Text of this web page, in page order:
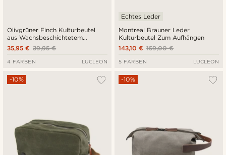
Olivgrüner Finch Kulturbeutel
aus Wachsbeschichtetem
Leinenstoff39,95 €
35,95 €
4 FARBEN LUCLEON
Montreal Brauner Leder
Kulturbeutel Zum Aufhängen
Echtes Leder
159,00 €
143,10 €
5 FARBEN LUCLEON
-10% -10%